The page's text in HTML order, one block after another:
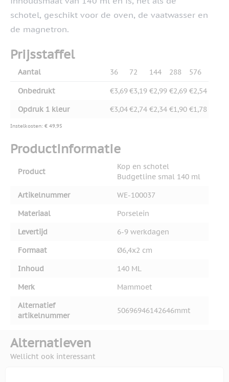
schotel, geschikt voor de oven, de vaatwasser en
de magnetron.
Prijsstaffel
Aantal 36 72 144 288 576
Onbedrukt €3,69€3,19 €2,99 €2,69 €2,54
Opdruk 1 kleur
€3,04€2,74 €2,34 €1,90 €1,78
Instelkosten: € 49,95
Productinformatie
Product
Kop en schotel
Budgetline smal 140 ml
Artikelnummer
WE-100037
Materiaal
Porselein
Levertijd
6-9 werkdagen
Formaat
Ø6,4x2 cm
Inhoud
140 ML
Merk
Mammoet
Alternatief
artikelnummer
50696946142646mmt
Alternatieven
Wellicht ook interessant